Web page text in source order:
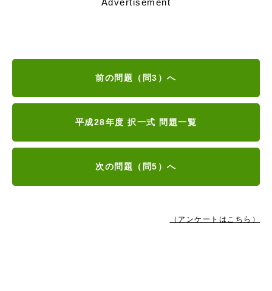
前の問題（問3）へ
平成28年度 択一式 問題一覧
次の問題（問5）へ
（アンケートはこちら）